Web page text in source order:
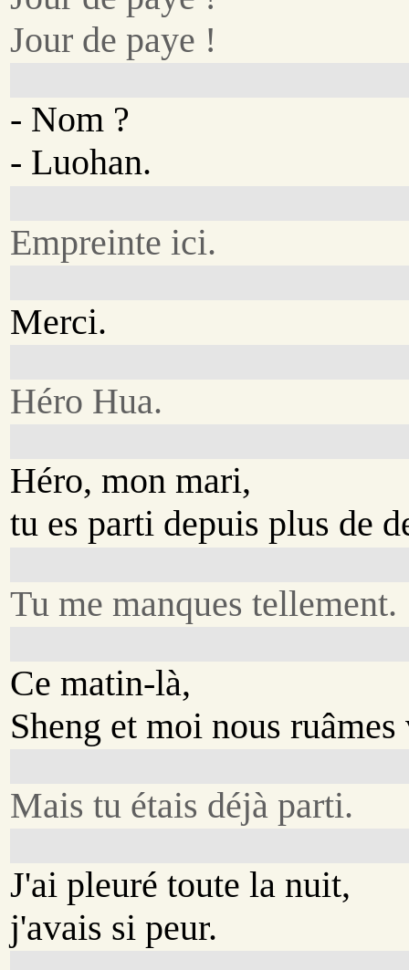
Jour de paye !
- Nom ?
- Luohan.
Empreinte ici.
Merci.
Héro Hua.
Héro, mon mari,
tu es parti depuis plus de
Tu me manques tellement.
Ce matin-là,
Sheng et moi nous
Mais tu étais déjà parti.
J'ai pleuré toute la nuit,
j'avais si peur.